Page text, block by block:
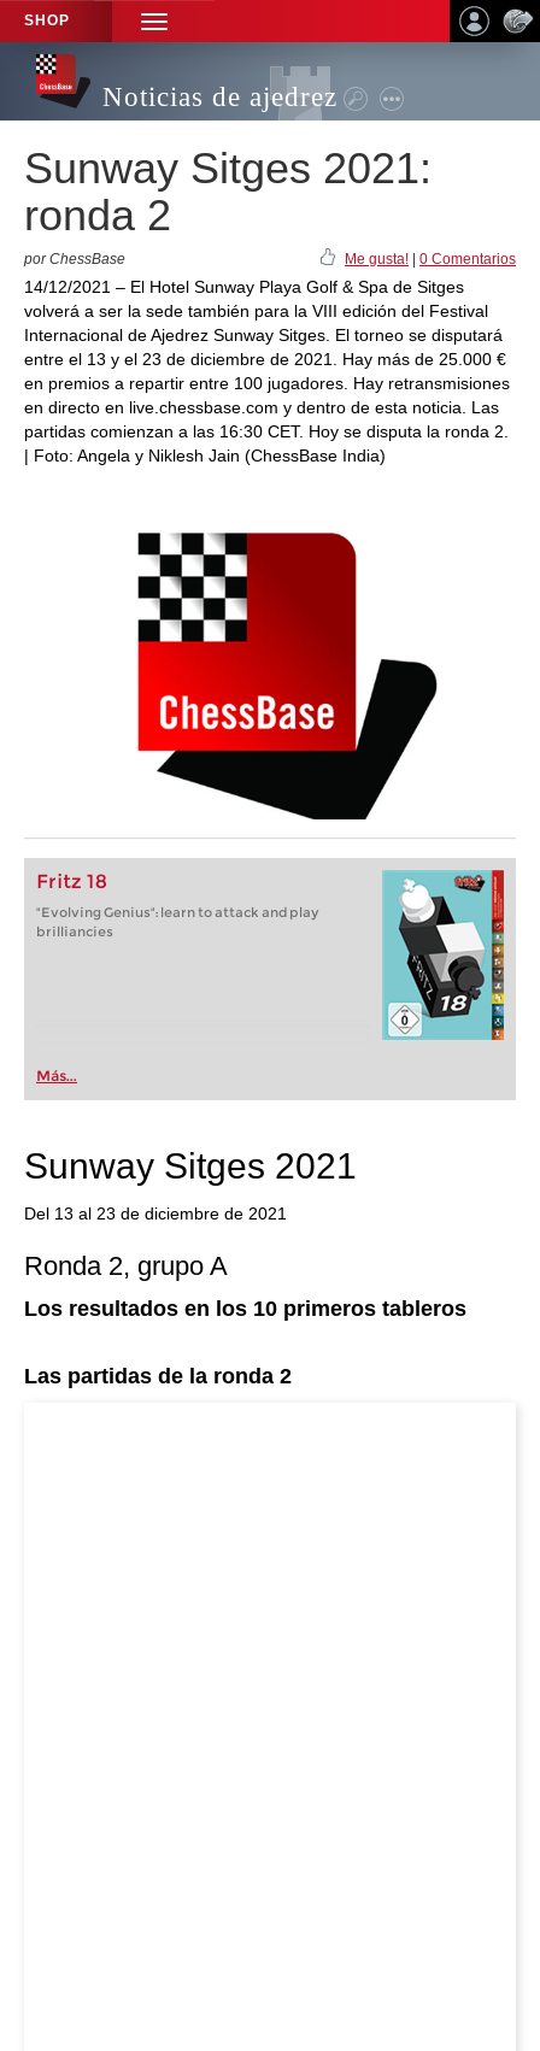
SHOP
TOGGLE
NAVIGATION
Noticias de ajedrez
Sunway Sitges 2021:
ronda 2
por ChessBase Me gusta! 0 Comentarios
14/12/2021 – El Hotel Sunway Playa Golf & Spa de Sitges
volverá a ser la sede también para la VIII edición del Festival
Internacional de Ajedrez Sunway Sitges. El torneo se disputará
entre el 13 y el 23 de diciembre de 2021. Hay más de 25.000 €
en premios a repartir entre 100 jugadores. Hay retransmisiones
en directo en live.chessbase.com y dentro de esta noticia. Las
partidas comienzan a las 16:30 CET. Hoy se disputa la ronda 2.
| Foto: Angela y Niklesh Jain (ChessBase India)
Fritz 18
"Evolving Genius": learn to attack and play
brilliancies
Más...
Sunway Sitges 2021
Del 13 al 23 de diciembre de 2021
Ronda 2, grupo A
Los resultados en los 10 primeros tableros
Las partidas de la ronda 2